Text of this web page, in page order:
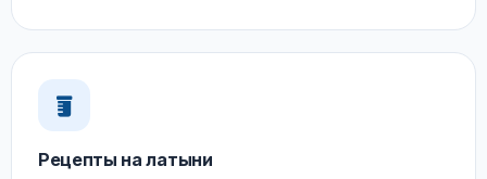
Рецепты на латыни